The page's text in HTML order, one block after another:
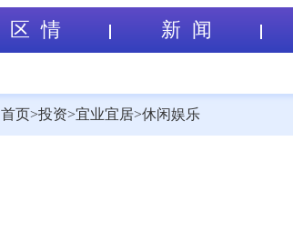
区 情 新 闻
首页>投资>宜业宜居>休闲娱乐